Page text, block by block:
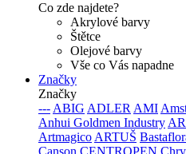
Co zde najdete?
Akrylové barvy
Štětce
Olejové barvy
Vše co Vás napadne
Značky
Značky
--- ABIG ADLER AMI
Anhui Goldmen Industry
Artmagico ARTUŠ
Canson CENTROPEN